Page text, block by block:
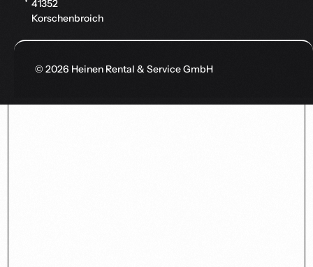
41352
Korschenbroich
© 2026 Heinen Rental & Service GmbH